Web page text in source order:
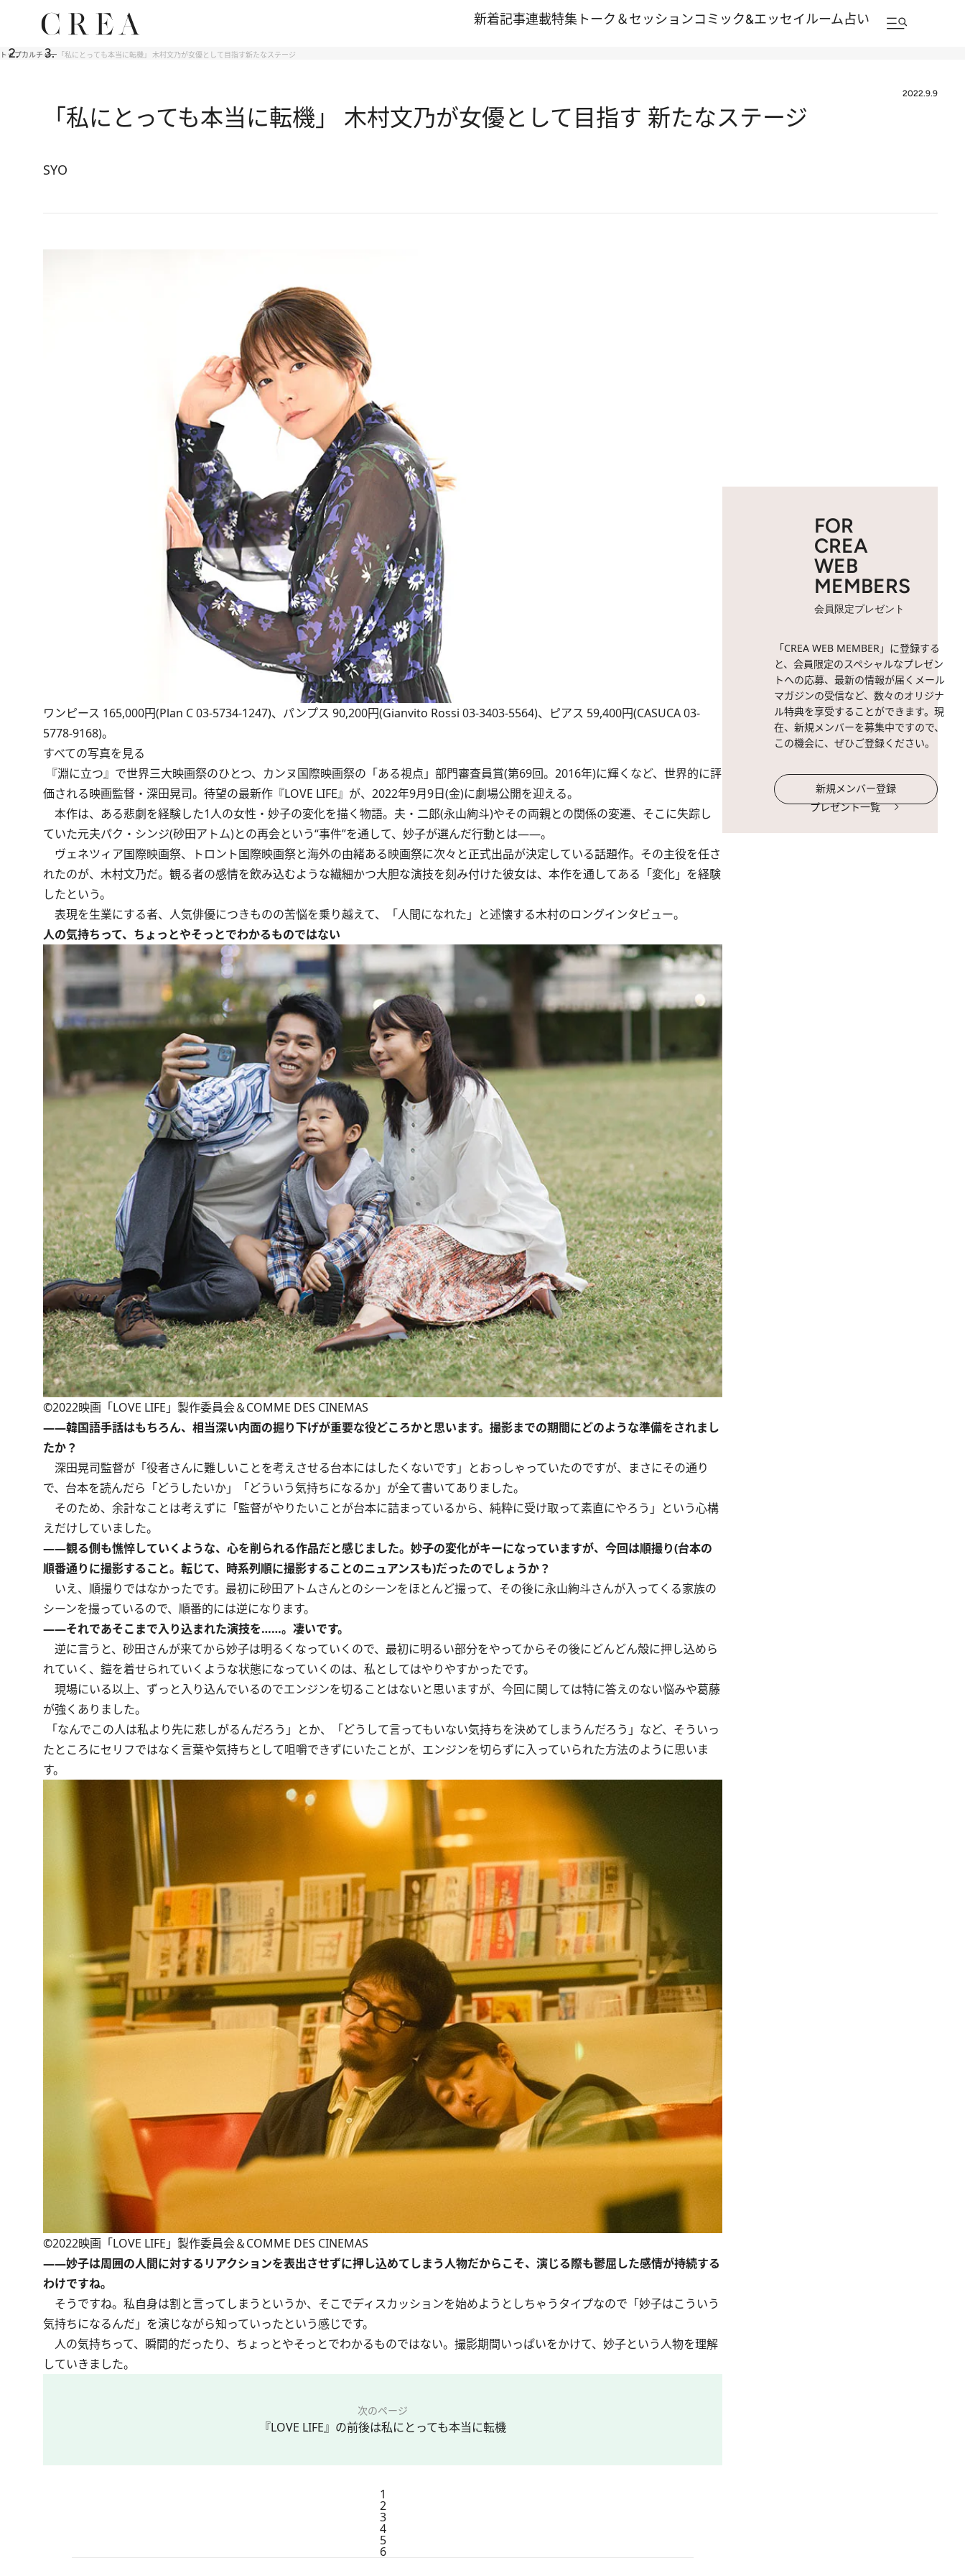
新着記事連載特集 トーク＆セッションコミック&エッセイルーム占い
トップカルチャー 「私にとっても本当に転機」 木村文乃が女優として目指す新たなステージ
2022.9.9
「私にとっても本当に転機」 木村文乃が女優として目指す 新たなステージ
SYO
ワンピース 165,000円(Plan C 03-5734-1247)、パンプス 90,200円(Gianvito Rossi 03-3403-5564)、ピアス 59,400円(CASUCA 03-
5778-9168)。
すべての写真を見る
『淵に立つ』で世界三大映画祭のひとつ、カンヌ国際映画祭の「ある視点」部門審査員賞(第69回。2016年)に輝くなど、世界的に評
価される映画監督・深田晃司。待望の最新作『LOVE LIFE』が、2022年9月9日(金)に劇場公開を迎える。
本作は、ある悲劇を経験した1人の女性・妙子の変化を描く物語。夫・二郎(永山絢斗)やその両親との関係の変遷、そこに失踪し
ていた元夫パク・シンジ(砂田アトム)との再会という“事件”を通して、妙子が選んだ行動とは――。
ヴェネツィア国際映画祭、トロント国際映画祭と海外の由緒ある映画祭に次々と正式出品が決定している話題作。その主役を任さ
れたのが、木村文乃だ。観る者の感情を飲み込むような繊細かつ大胆な演技を刻み付けた彼女は、本作を通してある「変化」を経験
したという。
表現を生業にする者、人気俳優につきものの苦悩を乗り越えて、「人間になれた」と述懐する木村のロングインタビュー。
人の気持ちって、ちょっとやそっとでわかるものではない
©2022映画「LOVE LIFE」製作委員会＆COMME DES CINEMAS
――韓国語手話はもちろん、相当深い内面の掘り下げが重要な役どころかと思います。撮影までの期間にどのような準備をされまし
たか？
深田晃司監督が「役者さんに難しいことを考えさせる台本にはしたくないです」とおっしゃっていたのですが、まさにその通り
で、台本を読んだら「どうしたいか」「どういう気持ちになるか」が全て書いてありました。
そのため、余計なことは考えずに「監督がやりたいことが台本に詰まっているから、純粋に受け取って素直にやろう」という心構
えだけしていました。
――観る側も憔悴していくような、心を削られる作品だと感じました。妙子の変化がキーになっていますが、今回は順撮り(台本の
順番通りに撮影すること。転じて、時系列順に撮影することのニュアンスも)だったのでしょうか？
いえ、順撮りではなかったです。最初に砂田アトムさんとのシーンをほとんど撮って、その後に永山絢斗さんが入ってくる家族の
シーンを撮っているので、順番的には逆になります。
――それであそこまで入り込まれた演技を……。凄いです。
逆に言うと、砂田さんが来てから妙子は明るくなっていくので、最初に明るい部分をやってからその後にどんどん殻に押し込めら
れていく、鎧を着せられていくような状態になっていくのは、私としてはやりやすかったです。
現場にいる以上、ずっと入り込んでいるのでエンジンを切ることはないと思いますが、今回に関しては特に答えのない悩みや葛藤
が強くありました。
「なんでこの人は私より先に悲しがるんだろう」とか、「どうして言ってもいない気持ちを決めてしまうんだろう」など、そういっ
たところにセリフではなく言葉や気持ちとして咀嚼できずにいたことが、エンジンを切らずに入っていられた方法のように思いま
す。
©2022映画「LOVE LIFE」製作委員会＆COMME DES CINEMAS
――妙子は周囲の人間に対するリアクションを表出させずに押し込めてしまう人物だからこそ、演じる際も鬱屈した感情が持続する
わけですね。
そうですね。私自身は割と言ってしまうというか、そこでディスカッションを始めようとしちゃうタイプなので「妙子はこういう
気持ちになるんだ」を演じながら知っていったという感じです。
人の気持ちって、瞬間的だったり、ちょっとやそっとでわかるものではない。撮影期間いっぱいをかけて、妙子という人物を理解
していきました。
次のページ
『LOVE LIFE』の前後は私にとっても本当に転機
1
2
3
4
5
6
FOR
CREA
WEB
MEMBERS
会員限定プレゼント
「CREA WEB MEMBER」に登録する
と、会員限定のスペシャルなプレゼン
トへの応募、最新の情報が届くメール
マガジンの受信など、数々のオリジナ
ル特典を享受することができます。現
在、新規メンバーを募集中ですので、
この機会に、ぜひご登録ください。
新規メンバー登録
プレゼント一覧